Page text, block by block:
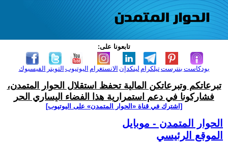
تابعونا على:
الفيسبوك التويتر اليوتيوب الانستغرام لينكدإن تيلكرامبنترست بودكاست
تبرعاتكم وتبرعاتكن المالية تحفظ استقلال الحوار المتمدن،
فشاركونا في دعم استمرارية هذا الفضاء اليساري الحر
[اشترك في قناة ‫«الحوار المتمدن» على اليوتيوب]
الحوار المتمدن - موبايل
الموقع الرئيسي